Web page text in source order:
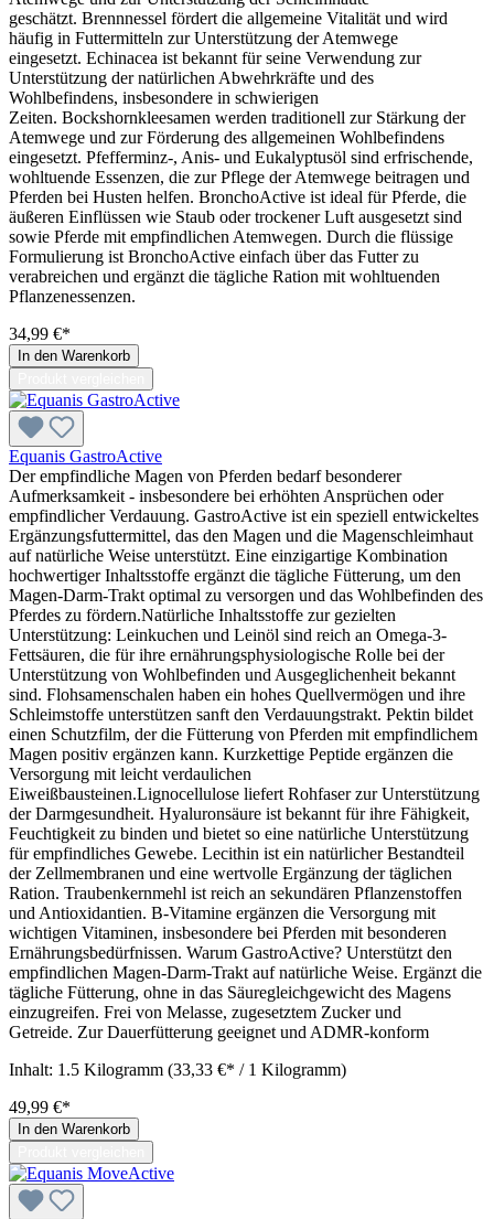
geschätzt. Brennnessel fördert die allgemeine Vitalität und wird
häufig in Futtermitteln zur Unterstützung der Atemwege
eingesetzt. Echinacea ist bekannt für seine Verwendung zur
Unterstützung der natürlichen Abwehrkräfte und des
Wohlbefindens, insbesondere in schwierigen
Zeiten. Bockshornkleesamen werden traditionell zur Stärkung der
Atemwege und zur Förderung des allgemeinen Wohlbefindens
eingesetzt. Pfefferminz-, Anis- und Eukalyptusöl sind erfrischende,
wohltuende Essenzen, die zur Pflege der Atemwege beitragen und
Pferden bei Husten helfen. BronchoActive ist ideal für Pferde, die
äußeren Einflüssen wie Staub oder trockener Luft ausgesetzt sind
sowie Pferde mit empfindlichen Atemwegen. Durch die flüssige
Formulierung ist BronchoActive einfach über das Futter zu
verabreichen und ergänzt die tägliche Ration mit wohltuenden
Pflanzenessenzen.
34,99 €*
In den Warenkorb
Equanis GastroActive
Der empfindliche Magen von Pferden bedarf besonderer
Aufmerksamkeit - insbesondere bei erhöhten Ansprüchen oder
empfindlicher Verdauung. GastroActive ist ein speziell entwickeltes
Ergänzungsfuttermittel, das den Magen und die Magenschleimhaut
auf natürliche Weise unterstützt. Eine einzigartige Kombination
hochwertiger Inhaltsstoffe ergänzt die tägliche Fütterung, um den
Magen-Darm-Trakt optimal zu versorgen und das Wohlbefinden des
Pferdes zu fördern.Natürliche Inhaltsstoffe zur gezielten
Unterstützung: Leinkuchen und Leinöl sind reich an Omega-3-
Fettsäuren, die für ihre ernährungsphysiologische Rolle bei der
Unterstützung von Wohlbefinden und Ausgeglichenheit bekannt
sind. Flohsamenschalen haben ein hohes Quellvermögen und ihre
Schleimstoffe unterstützen sanft den Verdauungstrakt. Pektin bildet
einen Schutzfilm, der die Fütterung von Pferden mit empfindlichem
Magen positiv ergänzen kann. Kurzkettige Peptide ergänzen die
Versorgung mit leicht verdaulichen
Eiweißbausteinen.Lignocellulose liefert Rohfaser zur Unterstützung
der Darmgesundheit. Hyaluronsäure ist bekannt für ihre Fähigkeit,
Feuchtigkeit zu binden und bietet so eine natürliche Unterstützung
für empfindliches Gewebe. Lecithin ist ein natürlicher Bestandteil
der Zellmembranen und eine wertvolle Ergänzung der täglichen
Ration. Traubenkernmehl ist reich an sekundären Pflanzenstoffen
und Antioxidantien. B-Vitamine ergänzen die Versorgung mit
wichtigen Vitaminen, insbesondere bei Pferden mit besonderen
Ernährungsbedürfnissen. Warum GastroActive? Unterstützt den
empfindlichen Magen-Darm-Trakt auf natürliche Weise. Ergänzt die
tägliche Fütterung, ohne in das Säuregleichgewicht des Magens
einzugreifen. Frei von Melasse, zugesetztem Zucker und
Getreide. Zur Dauerfütterung geeignet und ADMR-konform
Inhalt: 1.5 Kilogramm (33,33 €* / 1 Kilogramm)
49,99 €*
In den Warenkorb